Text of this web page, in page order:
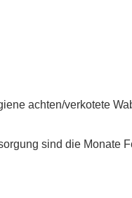
achten/verkotete
sind die Monate